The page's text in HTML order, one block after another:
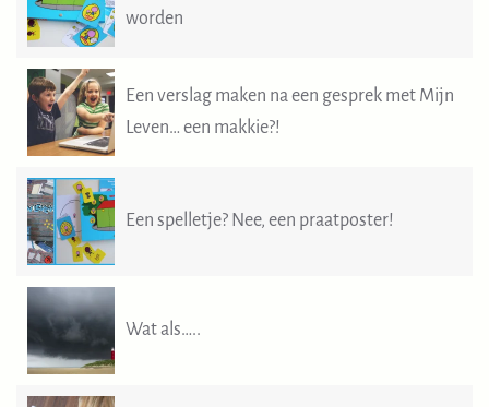
worden
Een verslag maken na een gesprek met Mijn
Leven… een makkie?!
Een spelletje? Nee, een praatposter!
Wat als…..